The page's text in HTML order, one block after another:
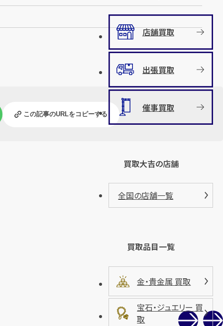
この記事のURLをコピーする
店舗買取
出張買取
催事買取
買取大吉の店舗
全国の店舗一覧
買取品目一覧
金・貴金属 買取
宝石・ジュエリー 買
取